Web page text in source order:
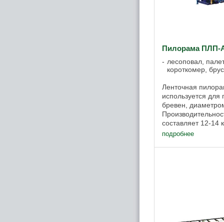
Пилорама ПЛП-
лесоповал,
короткомер,
Ленточная
используется
бревен,
составляет 12-14
. А при
подробнее